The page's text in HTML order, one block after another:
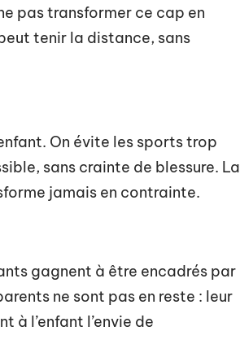
pas transformer ce cap en
tenir la distance, sans
On évite les sports trop
sans crainte de blessure. La
jamais en contrainte.
gagnent à être encadrés par
ne sont pas en reste : leur
à l’enfant l’envie de